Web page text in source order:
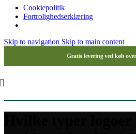
Cookiepolitik
Fortrolighedserklæring
Skip to navigation Skip to main content
Gratis levering ved køb